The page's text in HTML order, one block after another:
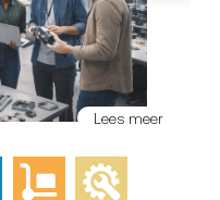
Lees meer